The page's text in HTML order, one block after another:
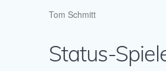
Tom Schmitt
Status-